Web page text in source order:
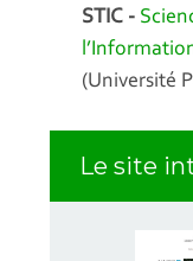
STIC -
(Université
Le site